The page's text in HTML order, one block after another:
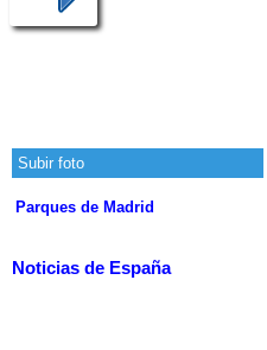
Subir foto
Parques de Madrid
Noticias de España